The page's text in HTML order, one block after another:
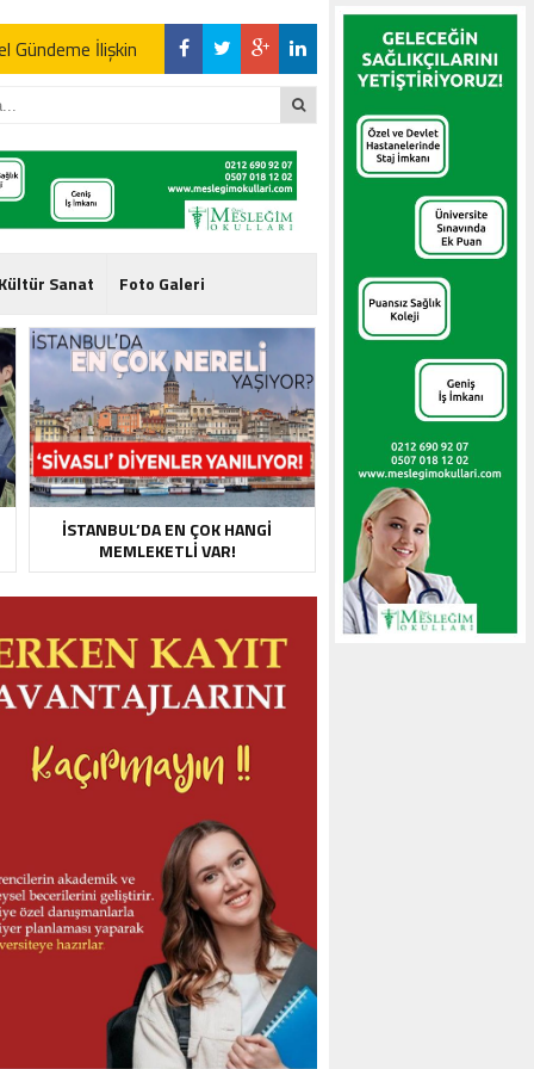
Gündeme İlişkin
İlişkin
İlişkin
Kültür Sanat Foto Galeri
İSTANBUL’DA EN ÇOK HANGI
MEMLEKETLI VAR!